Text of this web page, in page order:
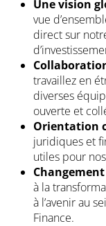
Une vision
vue
direct sur
travaillez en
diverses
ouverte et
Orientation
juridiques et
utiles pour
à la
à l’avenir au
Finance.